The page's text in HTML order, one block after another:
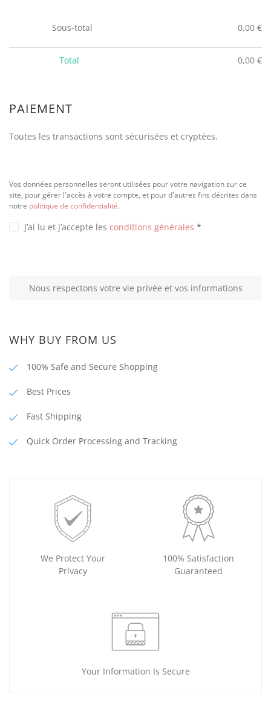
Sous-total 0,00 €
Total 0,00 €
PAIEMENT
Toutes les transactions sont sécurisées et cryptées.
Vos données personnelles seront utilisées pour votre navigation sur ce
site, pour gérer l'accès à votre compte, et pour d'autres fins décrites dans
notre politique de confidentialité.
J’ai lu et j’accepte les conditions générales *
Nous respectons votre vie privée et vos informations
WHY BUY FROM US
100% Safe and Secure Shopping
Best Prices
Fast Shipping
Quick Order Processing and Tracking
We Protect Your
Privacy
100% Satisfaction
Guaranteed
Your Information Is Secure